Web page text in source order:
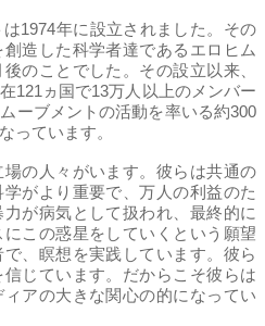
1974年に設立されました。その
造した科学者達であるエロヒム
のことでした。その設立以来、
121ヵ国で13万人以上のメンバー
ーブメントの活動を率いる約300
っています。
の人々がいます。彼らは共通の
がより重要で、万人の利益のた
が病気として扱われ、最終的に
この惑星をしていくという願望
、瞑想を実践しています。彼ら
じています。だからこそ彼らは
アの大きな関心の的になってい